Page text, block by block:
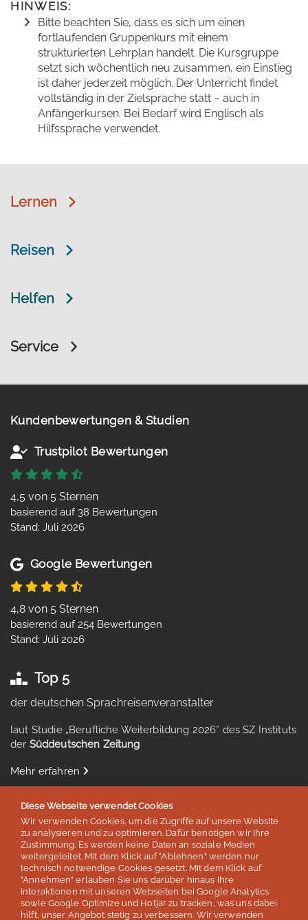
HINWEIS:
Bitte beachten Sie, dass es sich um einen
fortlaufenden Gruppenkurs mit einem
strukturierten Lehrplan handelt. Die Kursgruppe
setzt sich wöchentlich neu zusammen, ein Einstieg
ist daher jederzeit möglich. Der Unterricht findet
vollständig in der Zielsprache statt – auch in
Anfängerkursen. Bei Bedarf wird Englisch als
Hilfssprache verwendet.
Lernen
Reisen
Helfen
Service
Kundenbewertungen & Studien
Trustpilot Bewertungen
4,5 von 5 Sternen
basierend auf 38 Bewertungen
Stand: Juli 2026
Google Bewertungen
4,8 von 5 Sternen
basierend auf 254 Bewertungen
Stand: Juli 2026
Top 5
der deutschen Sprachreisenveranstalter
laut Studie „Berufliche Weiterbildung 2026” des SZ Instituts
der Süddeutschen Zeitung
Mehr erfahren
Auszeichnungen & Mitgliedschaften
Diese Webseite verwendet Cookies
Wir verwenden Cookies, um die Zugriffe auf unsere Website
zu analysieren und zu optimieren. Dafür benötigen wir Ihre
Zustimmung. Es werden keine Daten an soziale Medien
weitergeleitet. Mit dem Klick auf "Ablehnen" werden nur
technisch notwendige Cookies gesetzt. Mit dem Klick auf
"Annehmen" erlauben Sie uns darüber hinaus Ihre
Interaktionen mit unseren Webseiten bei Google Analytics
sowie Google Optimize und Hotjar zu tracken, was uns dabei
hilft, unser Angebot stetig zu verbessern. Wir verwenden